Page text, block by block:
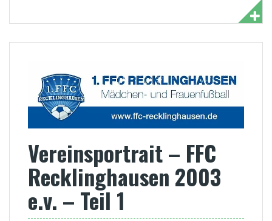
Vereinsportrait – FFC
Recklinghausen 2003
e.v. – Teil 1